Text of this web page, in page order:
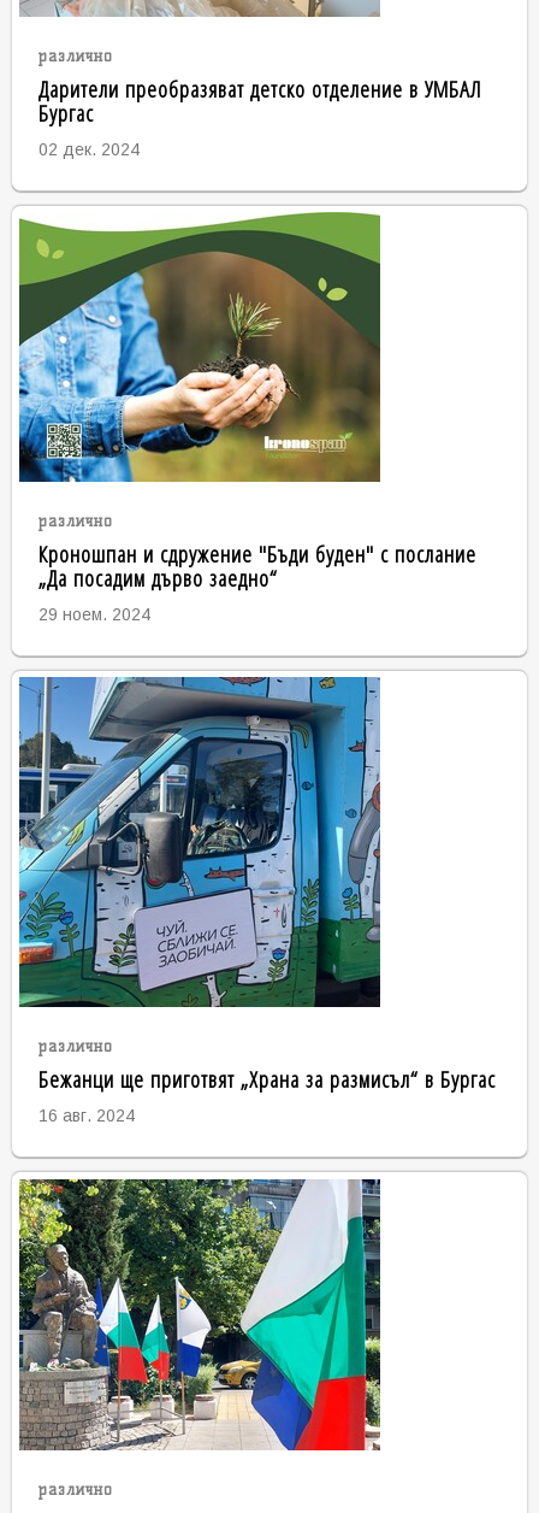
различно
Дарители преобразяват детско отделение в УМБАЛ
Бургас
02 дек. 2024
различно
Кроношпан и сдружение "Бъди буден" с послание
„Да посадим дърво заедно“
29 ноем. 2024
различно
Бежанци ще приготвят „Храна за размисъл“ в Бургас
16 авг. 2024
различно